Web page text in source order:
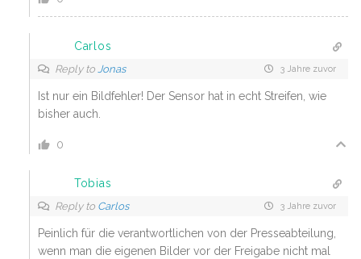
Carlos
Reply to Jonas 3 Jahre zuvor
Ist nur ein Bildfehler! Der Sensor hat in echt Streifen, wie
bisher auch.
0
Tobias
Reply to Carlos 3 Jahre zuvor
Peinlich für die verantwortlichen von der Presseabteilung,
wenn man die eigenen Bilder vor der Freigabe nicht mal